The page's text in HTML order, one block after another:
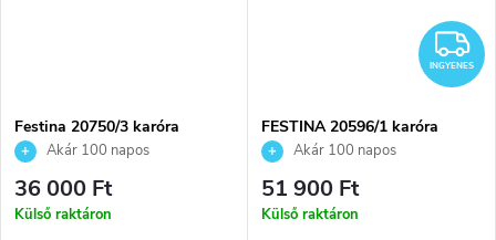
Festina 20750/3 karóra
Akár 100 napos
visszaküldési lehetőség. Hivatalos
márkakereskedő.
36 000 Ft
Külső raktáron
INGYENES
FESTINA 20596/1 karóra
Akár 100 napos
visszaküldési lehetőség. Hivatalos
márkakereskedő.
51 900 Ft
Külső raktáron